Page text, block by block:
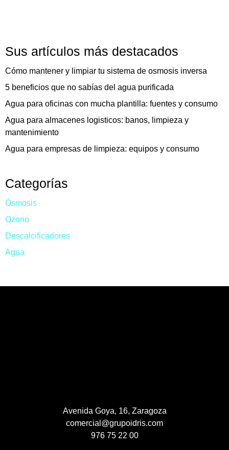
Sus artículos más destacados
Cómo mantener y limpiar tu sistema de osmosis inversa
5 beneficios que no sabías del agua purificada
Agua para oficinas con mucha plantilla: fuentes y consumo
Agua para almacenes logisticos: banos, limpieza y
mantenimiento
Agua para empresas de limpieza: equipos y consumo
Categorías
Ósmosis
Ozono
Descalcificadores
Agua
Avenida Goya, 16, Zaragoza
comercial@grupoidris.com
976 75 22 00